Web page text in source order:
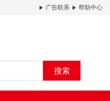
广告联系 帮助中心
搜索